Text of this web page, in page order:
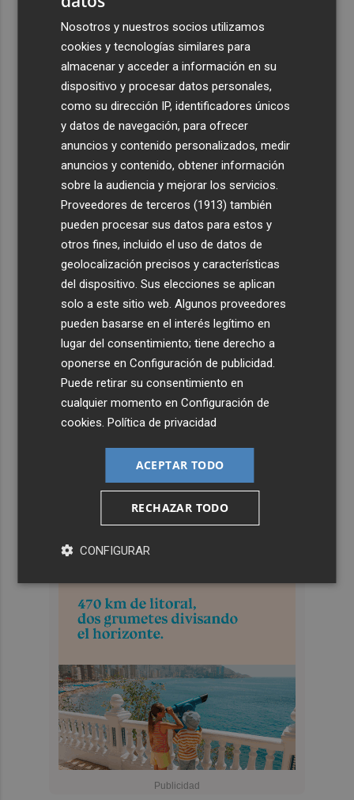
Nosotros y nuestros socios utilizamos
cookies y tecnologías similares para
almacenar y acceder a información en su
dispositivo y procesar datos personales,
como su dirección IP, identificadores únicos
y datos de navegación, para ofrecer
anuncios y contenido personalizados, medir
anuncios y contenido, obtener información
sobre la audiencia y mejorar los servicios.
Proveedores de terceros (1913) también
pueden procesar sus datos para estos y
otros fines, incluido el uso de datos de
geolocalización precisos y características
del dispositivo. Sus elecciones se aplican
solo a este sitio web. Algunos proveedores
pueden basarse en el interés legítimo en
lugar del consentimiento; tiene derecho a
oponerse enConfiguración de publicidad
Puede retirar su consentimiento en
cualquier momento enConfiguración de
cookies .Política de privacidad
ACEPTAR TODO
RECHAZAR TODO
CONFIGURAR